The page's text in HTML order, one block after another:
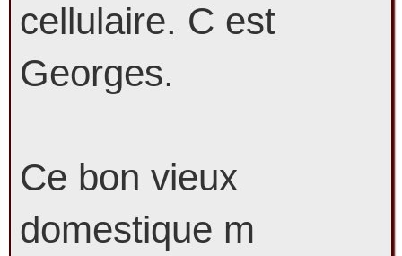
cellulaire. C est
Georges.
Ce bon vieux
domestique m